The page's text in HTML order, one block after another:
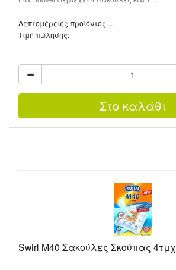
Λεπτομέρειες προϊόντος …
Τιμή πώλησης:
Swirl M40 Σακούλες Σκούπας 4τμχ